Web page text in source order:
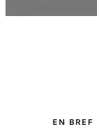
EN BREF